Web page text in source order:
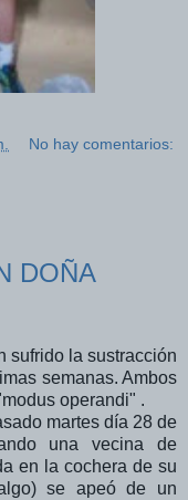
No hay comentarios:
DOÑA
la sustracción
semanas. Ambos
operandi" .
martes día 28 de
una vecina de
en la cochera de su
se apeó de un